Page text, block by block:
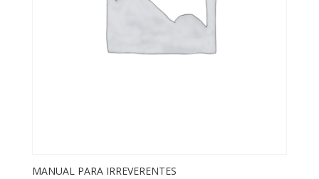
MANUAL PARA IRREVERENTES